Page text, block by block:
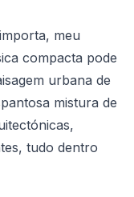
meu
compacta pode
urbana de
mistura de
tudo dentro